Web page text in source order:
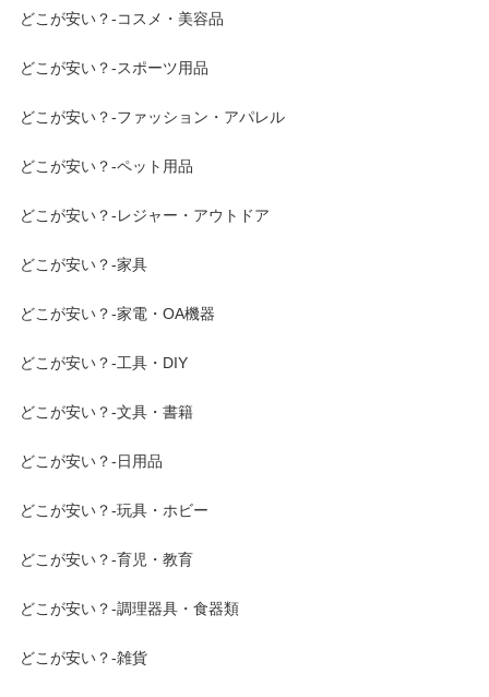
どこが安い？-コスメ・美容品
どこが安い？-スポーツ用品
どこが安い？-ファッション・アパレル
どこが安い？-ペット用品
どこが安い？-レジャー・アウトドア
どこが安い？-家具
どこが安い？-家電・OA機器
どこが安い？-工具・DIY
どこが安い？-文具・書籍
どこが安い？-日用品
どこが安い？-玩具・ホビー
どこが安い？-育児・教育
どこが安い？-調理器具・食器類
どこが安い？-雑貨